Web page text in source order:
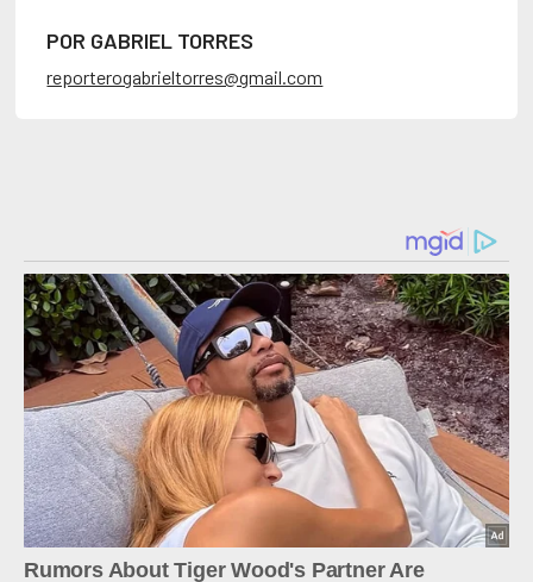
POR GABRIEL TORRES
reporterogabrieltorres@gmail.com